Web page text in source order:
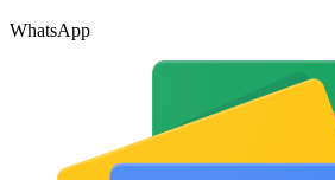
WhatsApp